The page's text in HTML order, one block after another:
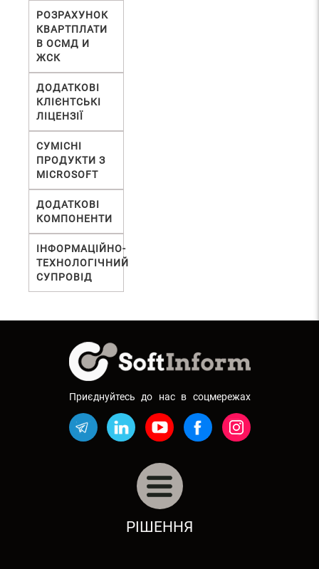
РОЗРАХУНОК
КВАРТПЛАТИ
В ОСМД И
ЖСК
ДОДАТКОВІ
КЛІЄНТСЬКІ
ЛІЦЕНЗІЇ
СУМІСНІ
ПРОДУКТИ З
MICROSOFT
ДОДАТКОВІ
КОМПОНЕНТИ
ІНФОРМАЦІЙНО-
ТЕХНОЛОГІЧНИЙ
СУПРОВІД
Приєднуйтесь до нас в соцмережах
АВТОБІЗНЕС: АВТОСАЛОНИ, СТО
РІШЕННЯ